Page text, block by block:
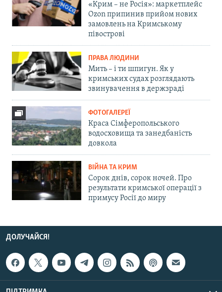
«Крим – не Росія»: маркетплейс
Ozon припинив прийом нових
замовлень на Кримському
півострові
ПРАВА ЛЮДИНИ
Мить – і ти шпигун. Як у
кримських судах розглядають
звинувачення в держзраді
ФОТОГАЛЕРЕЇ
Краса Сімферопольського
водосховища та занедбаність
довкола
ВІЙНА ТА КРИМ
Сорок днів, сорок ночей. Про
результати кримської операції з
примусу Росії до миру
ДОЛУЧАЙСЯ!